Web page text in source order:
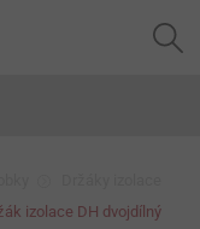
izolace DH dvojdílný